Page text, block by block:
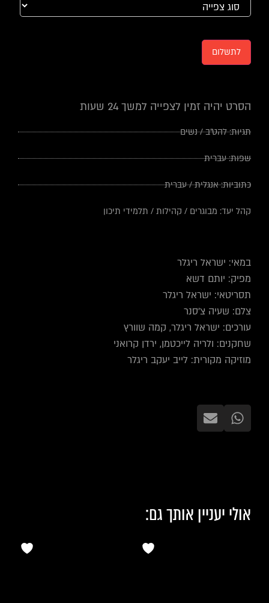
לתשלום
הסרט יהיה זמין לצפייה למשך 24 שעות
תגיות:להט"ב/נשים
שפות:עברית
כתוביות:אנגלית/עברית
קהל יעד: מבוגרים / קהילות / תלמידי תיכון
במאי: ישראל ריגלר
מפיק: יותם דשא
תסריטאי: ישראל ריגלר
צלם: שעיה צ'סנר
עורכים: ישראל ריגלר, קמה שוורץ
שחקנים: ולריה לייכטמן, ירדן קרואני
מוזיקה מקורית: לייב יעקב ריגלר
אולי יעניין אותך גם: